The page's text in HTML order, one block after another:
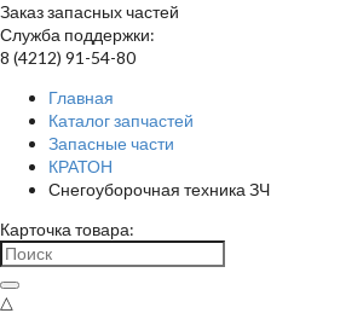
Заказ запасных частей
Служба поддержки:
8 (4212) 91-54-80
Главная
Каталог запчастей
Запасные части
КРАТОН
Снегоуборочная техника ЗЧ
Карточка товара:
△